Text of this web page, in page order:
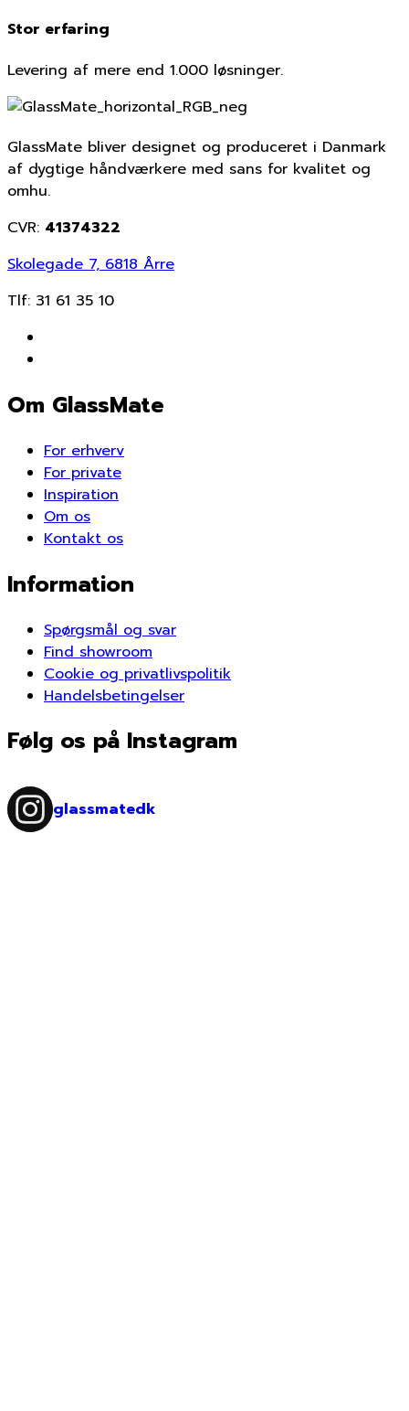
Stor erfaring
Levering af mere end 1.000 løsninger.
GlassMate bliver designet og produceret i Danmark
af dygtige håndværkere med sans for kvalitet og
omhu.
CVR: 41374322
Skolegade 7, 6818 Årre
Tlf: 31 61 35 10
Om GlassMate
For erhverv
For private
Inspiration
Om os
Kontakt os
Information
Spørgsmål og svar
Find showroom
Cookie og privatlivspolitik
Handelsbetingelser
Følg os på Instagram
glassmatedk